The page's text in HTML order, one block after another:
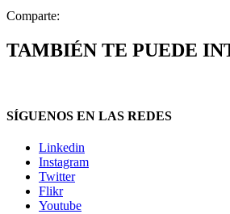
Comparte:
TAMBIÉN TE PUEDE
SÍGUENOS EN LAS REDES
Linkedin
Instagram
Twitter
Flikr
Youtube